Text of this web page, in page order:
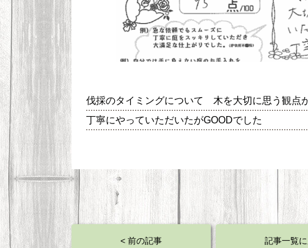
伐採のタイミングについて 木を大切に思う観点
丁寧にやっていただいたがGOODでした
< 前の記事 記事一覧